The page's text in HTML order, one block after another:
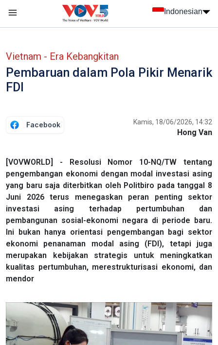
Indonesian
Vietnam - Era Kebangkitan
Pembaruan dalam Pola Pikir Menarik
FDI
Facebook Kamis, 18/06/2026, 14:32
Hong Van
[VOVWORLD] - Resolusi Nomor 10-NQ/TW tentang
pengembangan ekonomi dengan modal investasi asing
yang baru saja diterbitkan oleh Politbiro pada tanggal 8
Juni 2026 terus menegaskan peran penting sektor
investasi asing terhadap pertumbuhan dan
pembangunan sosial-ekonomi negara di periode baru.
Ini bukan hanya orientasi pengembangan bagi sektor
ekonomi penanaman modal asing (FDI), tetapi juga
merupakan kebijakan strategis untuk meningkatkan
kualitas pertumbuhan, merestrukturisasi ekonomi, dan
mendor